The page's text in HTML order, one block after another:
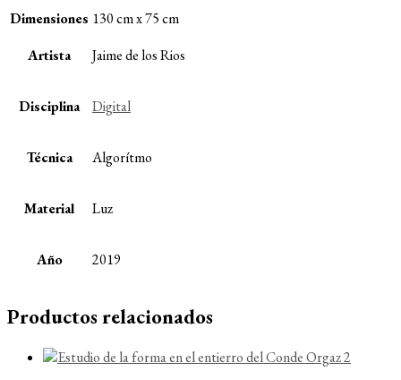
Dimensiones 130 cm x 75 cm
Artista
Jaime de los Rios
Disciplina Digital
Técnica Algorítmo
Material Luz
Año 2019
Productos relacionados